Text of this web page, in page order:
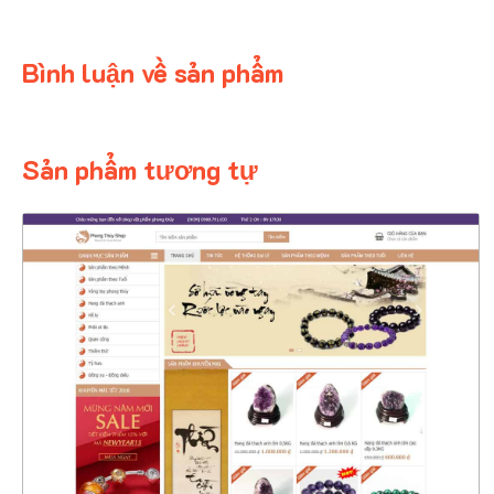
Bình luận về sản phẩm
Sản phẩm tương tự
4372